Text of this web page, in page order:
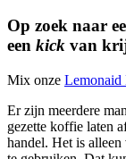
Op zoek naar
een kick van
Mix onze Lemonaid
Er zijn meerdere
gezette koffie laten
handel. Het is